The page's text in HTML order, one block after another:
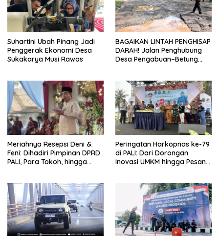
Suhartini Ubah Pinang Jadi
Penggerak Ekonomi Desa
Sukakarya Musi Rawas
BAGAIKAN LINTAH PENGHISAP
DARAH! Jalan Penghubung
Desa Pengabuan–Betung
Kerok
Meriahnya Resepsi Deni &
Feni: Dihadiri Pimpinan DPRD
PALI, Para Tokoh, hingga
untuk Warga
Peringatan Harkopnas ke-79
di PALI: Dari Dorongan
Inovasi UMKM hingga Pesan